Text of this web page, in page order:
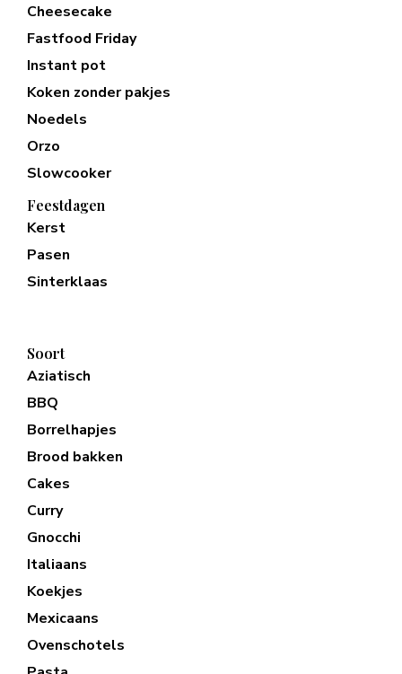
Cheesecake
Fastfood Friday
Instant pot
Koken zonder pakjes
Noedels
Orzo
Slowcooker
Feestdagen
Kerst
Pasen
Sinterklaas
Soort
Aziatisch
BBQ
Borrelhapjes
Brood bakken
Cakes
Curry
Gnocchi
Italiaans
Koekjes
Mexicaans
Ovenschotels